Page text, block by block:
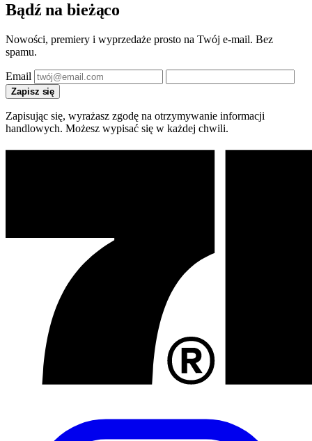
Bądź na bieżąco
Nowości, premiery i wyprzedaże prosto na Twój e-mail. Bez
spamu.
Email
Zapisz się
Zapisując się, wyrażasz zgodę na otrzymywanie informacji
handlowych. Możesz wypisać się w każdej chwili.